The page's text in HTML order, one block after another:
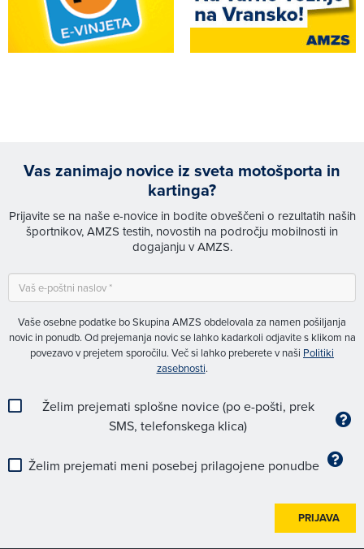
Vas zanimajo novice iz sveta motošporta in
kartinga?
Prijavite se na naše e-novice in bodite obveščeni o rezultatih naših
športnikov, AMZS testih, novostih na področju mobilnosti in
dogajanju v AMZS.
Vaše osebne podatke bo Skupina AMZS obdelovala za namen pošiljanja
novic in ponudb. Od prejemanja novic se lahko kadarkoli odjavite s klikom na
povezavo v prejetem sporočilu. Več si lahko preberete v naši Politiki
zasebnosti.
Želim prejemati splošne novice (po e-pošti, prek
SMS, telefonskega klica)
Želim prejemati meni posebej prilagojene ponudbe
PRIJAVA